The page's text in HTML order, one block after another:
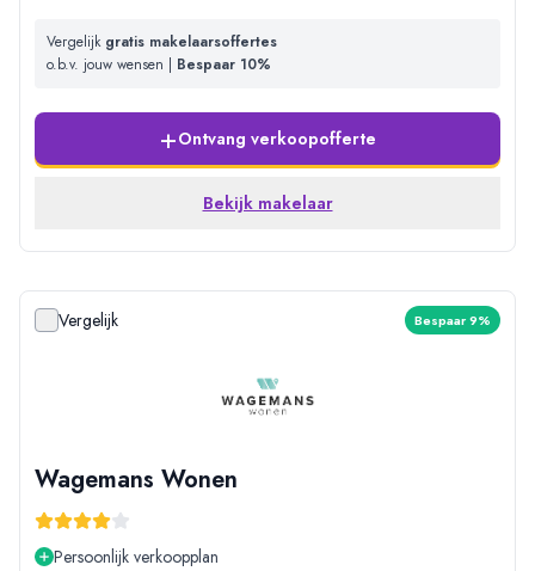
Vergelijk gratis makelaarsoffertes
o.b.v. jouw wensen | Bespaar 10%
+Ontvang verkoopofferte
Bekijk makelaar
Vergelijk Bespaar 9%
Wagemans Wonen
Persoonlijk verkoopplan